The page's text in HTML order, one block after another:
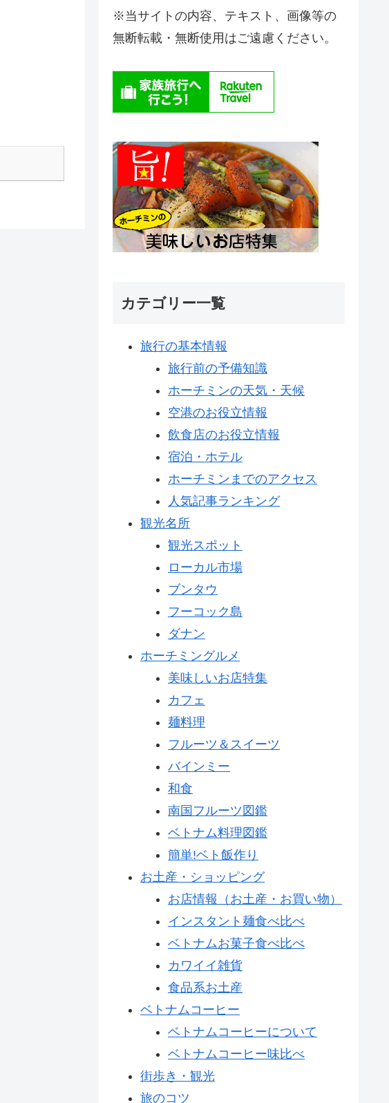
※当サイトの内容、テキスト、画像等の
無断転載・無断使用はご遠慮ください。
カテゴリー一覧
旅行の基本情報
旅行前の予備知識
ホーチミンの天気・天候
空港のお役立情報
飲食店のお役立情報
宿泊・ホテル
ホーチミンまでのアクセス
人気記事ランキング
観光名所
観光スポット
ローカル市場
ブンタウ
フーコック島
ダナン
ホーチミングルメ
美味しいお店特集
カフェ
麺料理
フルーツ＆スイーツ
バインミー
和食
南国フルーツ図鑑
ベトナム料理図鑑
簡単!ベト飯作り
お土産・ショッピング
お店情報（お土産・お買い物）
インスタント麺食べ比べ
ベトナムお菓子食べ比べ
カワイイ雑貨
食品系お土産
ベトナムコーヒー
ベトナムコーヒーについて
ベトナムコーヒー味比べ
街歩き・観光
旅のコツ